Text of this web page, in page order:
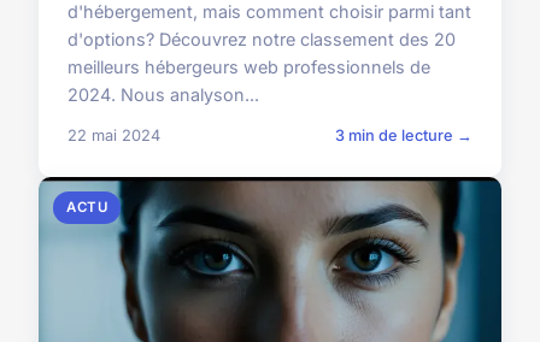
d'hébergement, mais comment choisir parmi tant
d'options? Découvrez notre classement des 20
meilleurs hébergeurs web professionnels de
2024. Nous analyson...
22 mai 2024 3 min de lecture →
ACTU